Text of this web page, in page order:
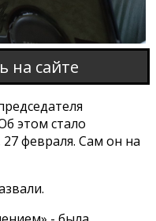
на сайте
этом стало
27 февраля. Сам он на